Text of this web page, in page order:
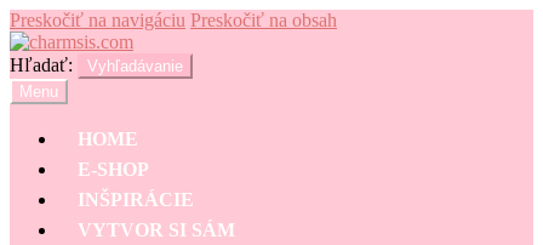
Preskočiť na navigáciu Preskočiť na obsah
Hľadať:
Vyhľadávanie
Menu
HOME
E-SHOP
INŠPIRÁCIE
VYTVOR SI SÁM